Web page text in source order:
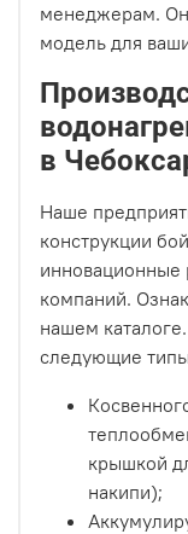
менеджерам.
модель для
в
Наше
конструкции
инновационные
компаний.
нашем
следующие
крышкой
накипи);